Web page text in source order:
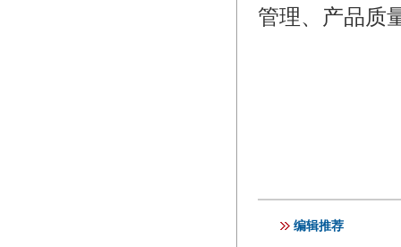
管理、产品质